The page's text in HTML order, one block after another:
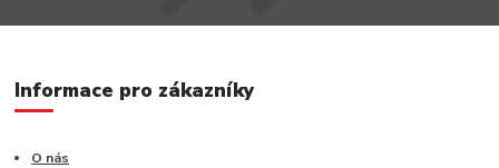
Informace pro zákazníky
O nás